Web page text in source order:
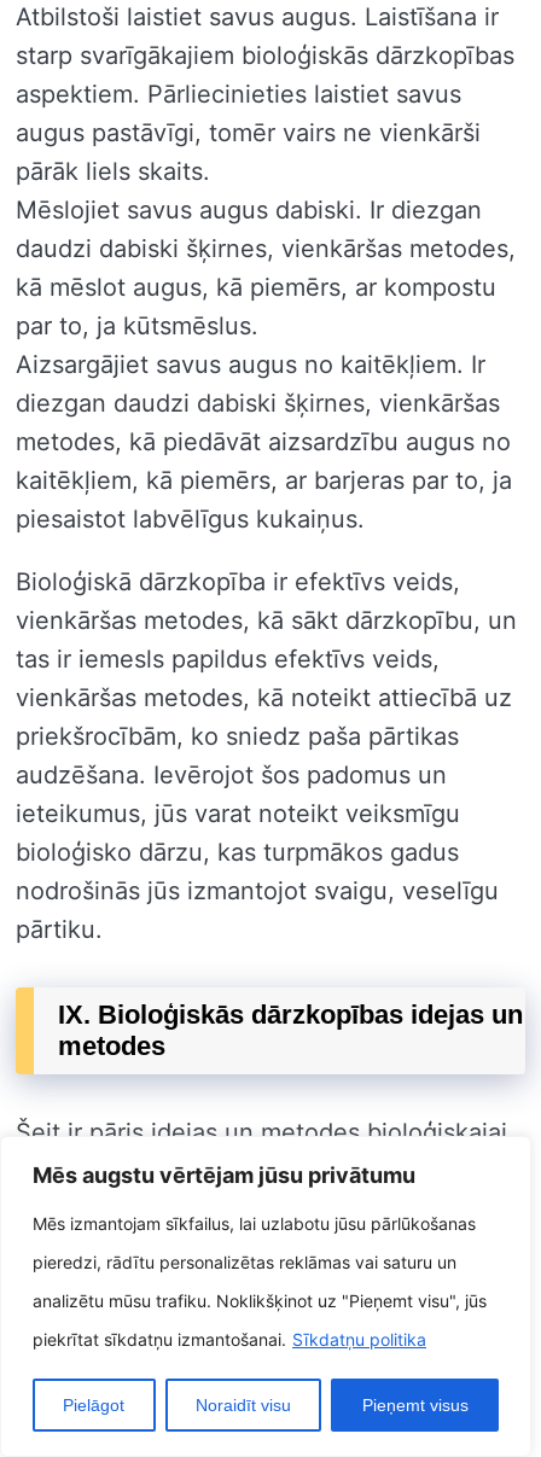
Mēs augstu vērtējam jūsu privātumu
Mēs izmantojam sīkfailus, lai uzlabotu jūsu pārlūkošanas
pieredzi, rādītu personalizētas reklāmas vai saturu un
analizētu mūsu trafiku. Noklikšķinot uz "Pieņemt visu", jūs
piekrītat sīkdatņu izmantošanai. Sīkdatņu politika
Pielāgot Noraidīt visu Pieņemt visus
Atbilstoši laistiet savus augus. Laistīšana ir
starp svarīgākajiem bioloģiskās dārzkopības
aspektiem. Pārliecinieties laistiet savus
augus pastāvīgi, tomēr vairs ne vienkārši
pārāk liels skaits.
Mēslojiet savus augus dabiski. Ir diezgan
daudzi dabiski šķirnes, vienkāršas metodes,
kā mēslot augus, kā piemērs, ar kompostu
par to, ja kūtsmēslus.
Aizsargājiet savus augus no kaitēkļiem. Ir
diezgan daudzi dabiski šķirnes, vienkāršas
metodes, kā piedāvāt aizsardzību augus no
kaitēkļiem, kā piemērs, ar barjeras par to, ja
piesaistot labvēlīgus kukaiņus.
Bioloģiskā dārzkopība ir efektīvs veids,
vienkāršas metodes, kā sākt dārzkopību, un
tas ir iemesls papildus efektīvs veids,
vienkāršas metodes, kā noteikt attiecībā uz
priekšrocībām, ko sniedz paša pārtikas
audzēšana. Ievērojot šos padomus un
ieteikumus, jūs varat noteikt veiksmīgu
bioloģisko dārzu, kas turpmākos gadus
nodrošinās jūs izmantojot svaigu, veselīgu
pārtiku.
IX. Bioloģiskās dārzkopības idejas un
metodes
Šeit ir pāris idejas un metodes bioloģiskajai
dārzkopībai:
Izmantojiet kompostu, kā veids, kā uzlabotu
augsnes auglību un drenāžu.
mitrumu un nomākt nezāles.
Mainiet sējumus, kā veids, kā palīdzētu apturēt
kaitēkļus un slimības.